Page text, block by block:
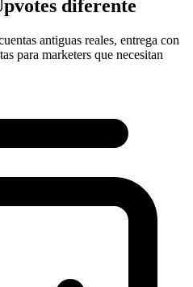
diferente
antiguas reales, entrega con
para marketers que necesitan